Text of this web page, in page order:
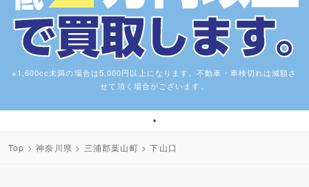
※1,600cc未満の場合は5,000円以上になります。不動車・車検切れは減額さ
せて頂く場合がございます。
1
Top >神奈川県 > 三浦郡葉山町 > 下山口